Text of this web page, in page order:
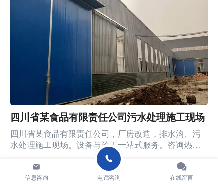
四川省某食品有限责任公司污水处理施工现场
四川省某食品有限责任公司，厂房改造，排水沟、污
水处理施工现场。设备与施工一站式服务。咨询热
信息咨询 电话咨询 在线留言